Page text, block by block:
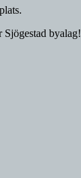
byalag!